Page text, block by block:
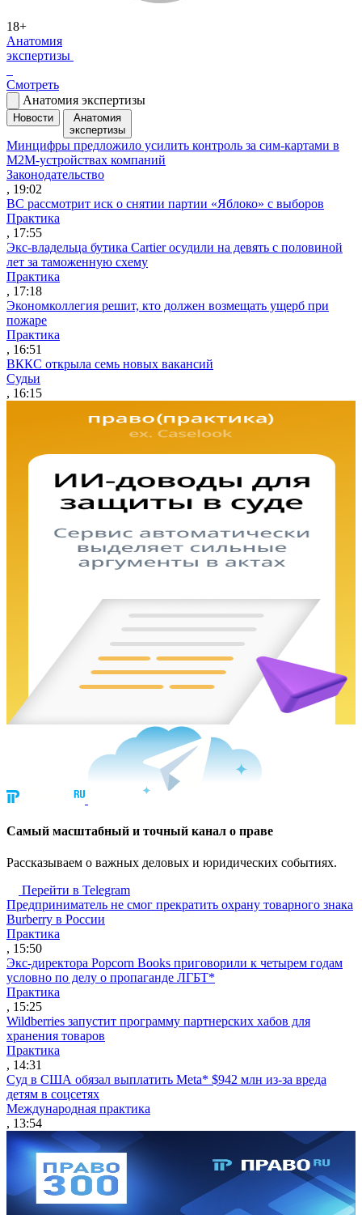
18+
Анатомия
экспертизы
Смотреть
Анатомия экспертизы
Новости
Анатомия
экспертизы
Минцифры предложило усилить контроль за сим-картами в
M2M-устройствах компаний
Законодательство
, 19:02
ВС рассмотрит иск о снятии партии «Яблоко» с выборов
Практика
, 17:55
Экс-владельца бутика Cartier осудили на девять с половиной
лет за таможенную схему
Практика
, 17:18
Экономколлегия решит, кто должен возмещать ущерб при
пожаре
Практика
, 16:51
ВККС открыла семь новых вакансий
Судьи
, 16:15
Cамый масштабный и точный канал о праве
Рассказываем о важных деловых и юридических событиях.
Перейти в Telegram
Предприниматель не смог прекратить охрану товарного знака
Burberry в России
Практика
, 15:50
Экс-директора Popcorn Books приговорили к четырем годам
условно по делу о пропаганде ЛГБТ*
Практика
, 15:25
Wildberries запустит программу партнерских хабов для
хранения товаров
Практика
, 14:31
Суд в США обязал выплатить Meta* $942 млн из-за вреда
детям в соцсетях
Международная практика
, 13:54